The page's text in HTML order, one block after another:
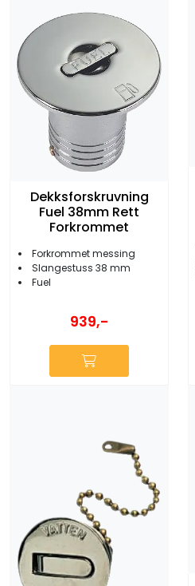
Dekksforskruvning
Fuel 38mm Rett
Forkrommet
Forkrommet messing
Slangestuss 38 mm
Fuel
939,-